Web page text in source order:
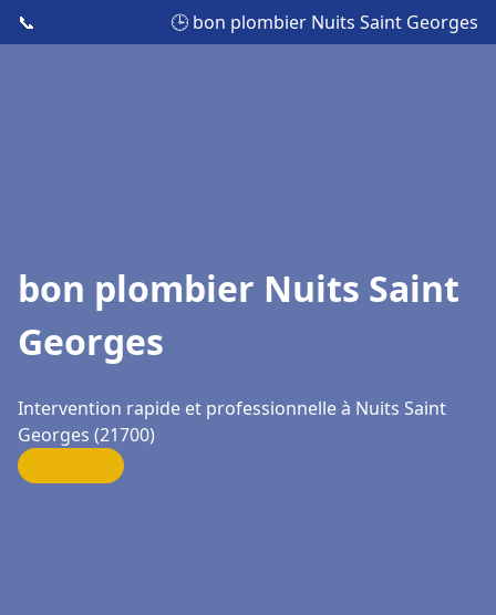
📞 🕒 bon plombier Nuits Saint Georges
bon plombier Nuits Saint
Georges
Intervention rapide et professionnelle à Nuits Saint
Georges (21700)